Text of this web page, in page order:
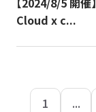
Cloud x c...
1 ...